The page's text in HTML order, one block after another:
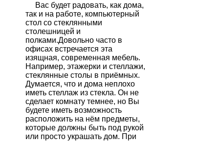
Вас будет радовать, как дома,
так и на работе, компьютерный
стол со стеклянными
столешницей и
полками.Довольно часто в
офисах встречается эта
изящная, современная мебель.
Например, этажерки и стеллажи,
стеклянные столы в приёмных.
Думается, что и дома неплохо
иметь стеллаж из стекла. Он не
сделает комнату темнее, но Вы
будете иметь возможность
расположить на нём предметы,
которые должны быть под рукой
или просто украшать дом. При